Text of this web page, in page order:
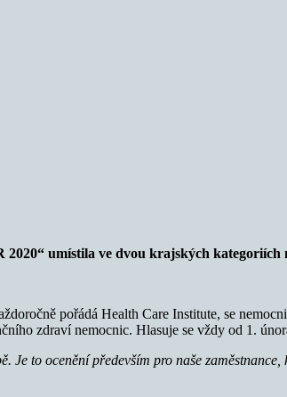
2020“ umístila ve dvou krajských
pořádá Health Care Institute, se
zdraví nemocnic. Hlasuje se vždy od 1.
Je to ocenění především pro naše